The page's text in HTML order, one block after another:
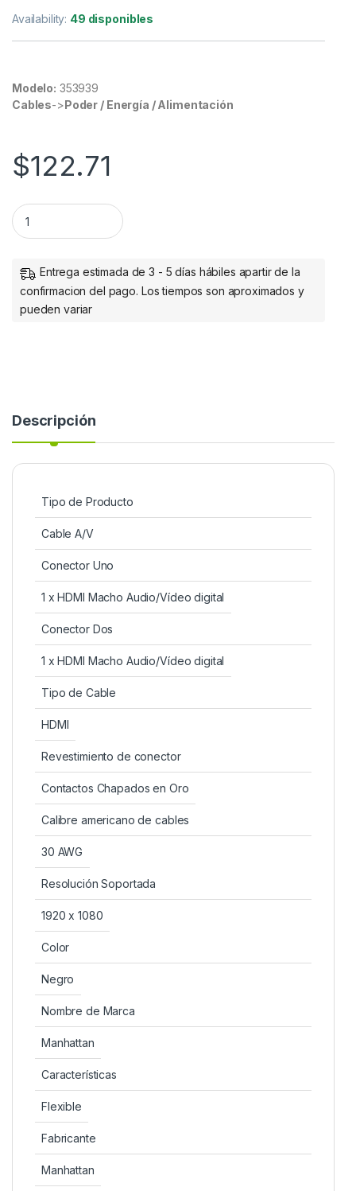
Availability: 49 disponibles
Modelo: 353939
Cables->Poder / Energía / Alimentación
$122.71
Manhattan Cable HDMI Macho - HDMI Macho, 2 Metros,
Entrega estimada de 3 - 5 días hábiles apartir de la
confirmacion del pago. Los tiempos son aproximados y
pueden variar
Descripción
Tipo de Producto
Cable A/V
Conector Uno
1 x HDMI Macho Audio/Vídeo digital
Conector Dos
1 x HDMI Macho Audio/Vídeo digital
Tipo de Cable
HDMI
Revestimiento de conector
Contactos Chapados en Oro
Calibre americano de cables
30 AWG
Resolución Soportada
1920 x 1080
Color
Negro
Nombre de Marca
Manhattan
Características
Flexible
Fabricante
Manhattan